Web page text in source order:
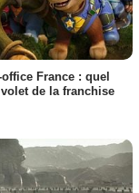
France : quel
de la franchise